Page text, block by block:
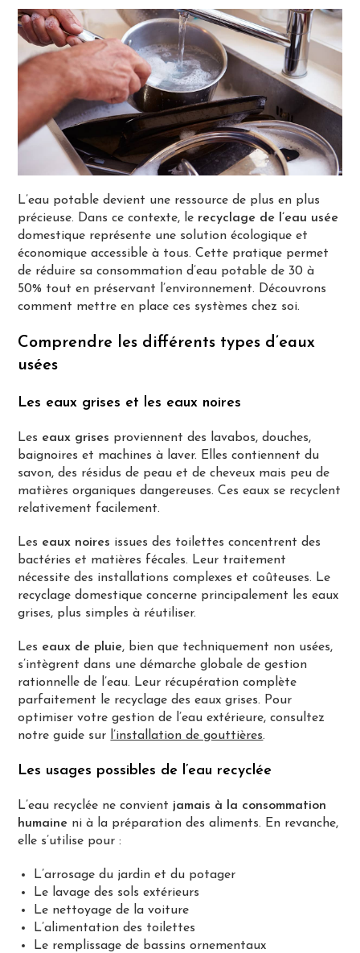
L’eau potable devient une ressource de plus en plus
précieuse. Dans ce contexte, le recyclage de l’eau usée
domestique représente une solution écologique et
économique accessible à tous. Cette pratique permet
de réduire sa consommation d’eau potable de 30 à
50% tout en préservant l’environnement. Découvrons
comment mettre en place ces systèmes chez soi.
Comprendre les différents types d’eaux
usées
Les eaux grises et les eaux noires
Les eaux grises proviennent des lavabos, douches,
baignoires et machines à laver. Elles contiennent du
savon, des résidus de peau et de cheveux mais peu de
matières organiques dangereuses. Ces eaux se recyclent
relativement facilement.
Les eaux noires issues des toilettes concentrent des
bactéries et matières fécales. Leur traitement
nécessite des installations complexes et coûteuses. Le
recyclage domestique concerne principalement les eaux
grises, plus simples à réutiliser.
Les eaux de pluie, bien que techniquement non usées,
s’intègrent dans une démarche globale de gestion
rationnelle de l’eau. Leur récupération complète
parfaitement le recyclage des eaux grises. Pour
optimiser votre gestion de l’eau extérieure, consultez
notre guide sur l’installation de gouttières.
Les usages possibles de l’eau recyclée
L’eau recyclée ne convient jamais à la consommation
humaine ni à la préparation des aliments. En revanche,
elle s’utilise pour :
L’arrosage du jardin et du potager
Le lavage des sols extérieurs
Le nettoyage de la voiture
L’alimentation des toilettes
Le remplissage de bassins ornementaux